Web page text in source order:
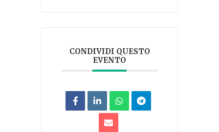
CONDIVIDI QUESTO
EVENTO